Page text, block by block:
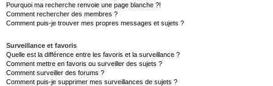
Pourquoi ma recherche renvoie une page blanche ?!
Comment rechercher des membres ?
Comment puis-je trouver mes propres messages et sujets ?
Surveillance et favoris
Quelle est la différence entre les favoris et la surveillance ?
Comment mettre en favoris ou surveiller des sujets ?
Comment surveiller des forums ?
Comment puis-je supprimer mes surveillances de sujets ?